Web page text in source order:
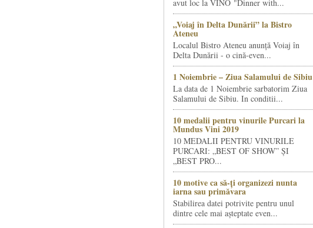
avut loc la VINO "Dinner with...
„Voiaj în Delta Dunării” la Bistro
Ateneu
Localul Bistro Ateneu anunță Voiaj în
Delta Dunării - o cină-even...
1 Noiembrie – Ziua Salamului de Sibiu
La data de 1 Noiembrie sarbatorim Ziua
Salamului de Sibiu. In conditii...
10 medalii pentru vinurile Purcari la
Mundus Vini 2019
10 MEDALII PENTRU VINURILE
PURCARI: „BEST OF SHOW” ȘI
„BEST PRO...
10 motive ca să-ți organizezi nunta
iarna sau primăvara
Stabilirea datei potrivite pentru unul
dintre cele mai așteptate even...